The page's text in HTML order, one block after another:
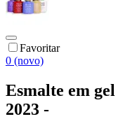
Favoritar
0 (novo)
Esmalte em
2023 -